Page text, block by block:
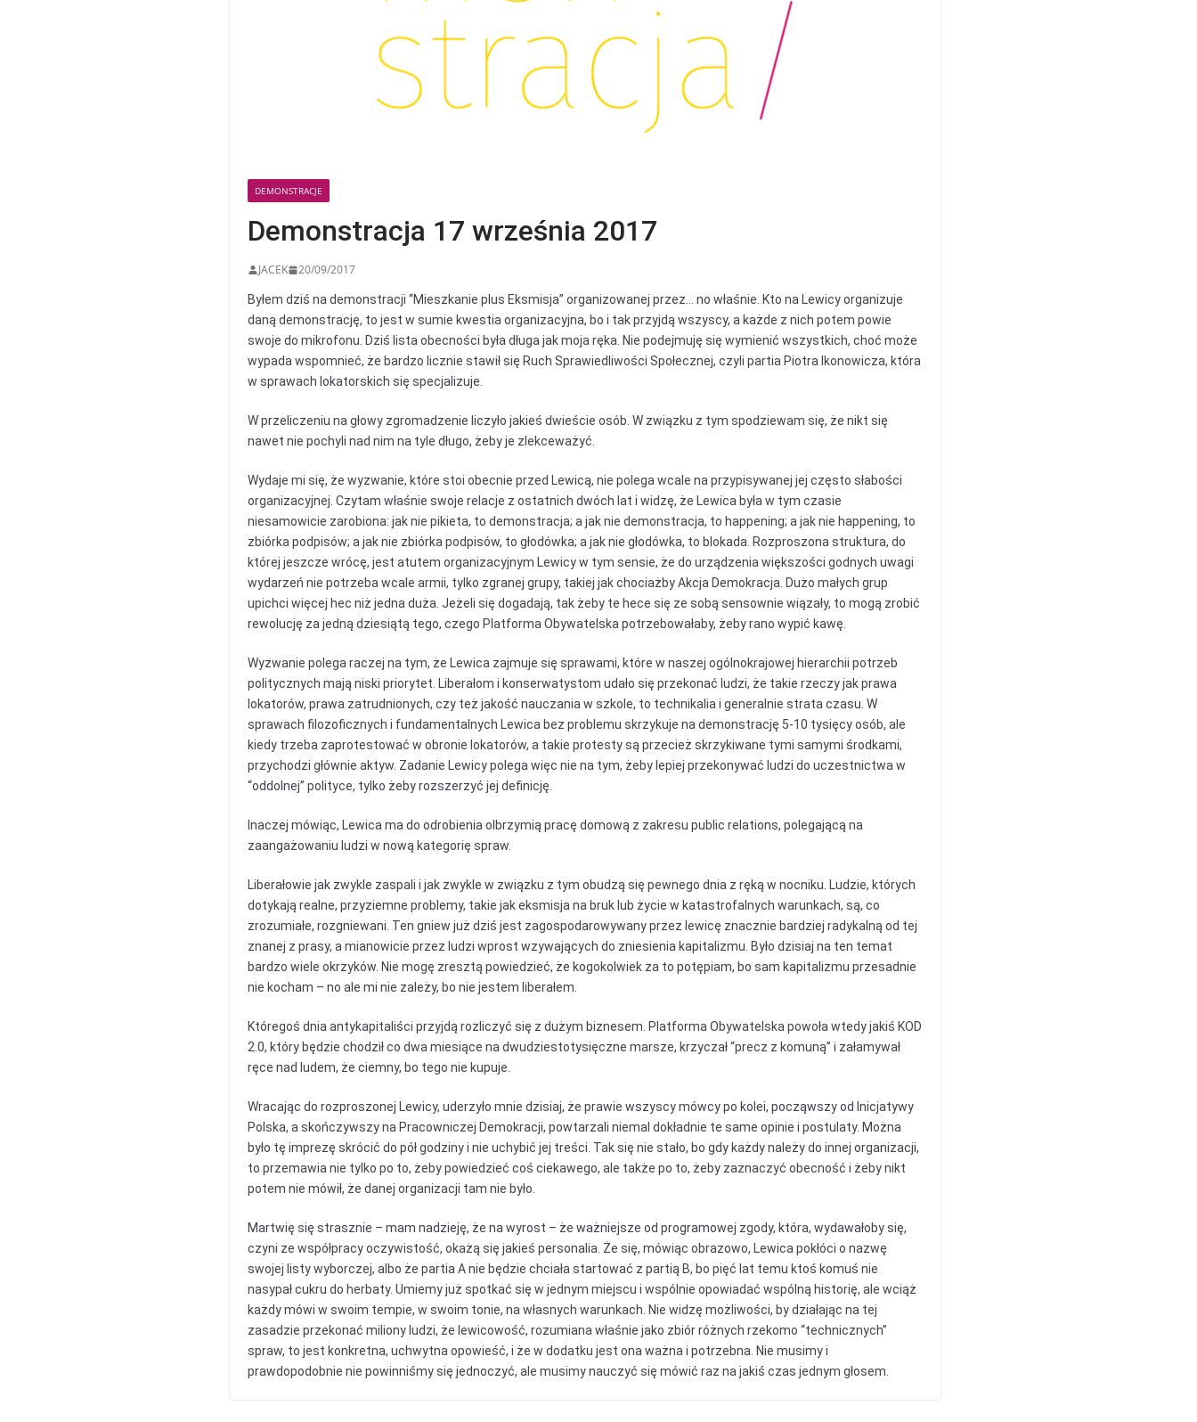
DEMONSTRACJE
Demonstracja 17 września 2017
JACEK 20/09/2017
Byłem dziś na demonstracji “Mieszkanie plus Eksmisja” organizowanej przez… no właśnie. Kto na Lewicy organizuje
daną demonstrację, to jest w sumie kwestia organizacyjna, bo i tak przyjdą wszyscy, a każde z nich potem powie
swoje do mikrofonu. Dziś lista obecności była długa jak moja ręka. Nie podejmuję się wymienić wszystkich, choć może
wypada wspomnieć, że bardzo licznie stawił się Ruch Sprawiedliwości Społecznej, czyli partia Piotra Ikonowicza, która
w sprawach lokatorskich się specjalizuje.
W przeliczeniu na głowy zgromadzenie liczyło jakieś dwieście osób. W związku z tym spodziewam się, że nikt się
nawet nie pochyli nad nim na tyle długo, żeby je zlekceważyć.
Wydaje mi się, że wyzwanie, które stoi obecnie przed Lewicą, nie polega wcale na przypisywanej jej często słabości
organizacyjnej. Czytam właśnie swoje relacje z ostatnich dwóch lat i widzę, że Lewica była w tym czasie
niesamowicie zarobiona: jak nie pikieta, to demonstracja; a jak nie demonstracja, to happening; a jak nie happening, to
zbiórka podpisów; a jak nie zbiórka podpisów, to głodówka; a jak nie głodówka, to blokada. Rozproszona struktura, do
której jeszcze wrócę, jest atutem organizacyjnym Lewicy w tym sensie, że do urządzenia większości godnych uwagi
wydarzeń nie potrzeba wcale armii, tylko zgranej grupy, takiej jak chociażby Akcja Demokracja. Dużo małych grup
upichci więcej hec niż jedna duża. Jeżeli się dogadają, tak żeby te hece się ze sobą sensownie wiązały, to mogą zrobić
rewolucję za jedną dziesiątą tego, czego Platforma Obywatelska potrzebowałaby, żeby rano wypić kawę.
Wyzwanie polega raczej na tym, że Lewica zajmuje się sprawami, które w naszej ogólnokrajowej hierarchii potrzeb
politycznych mają niski priorytet. Liberałom i konserwatystom udało się przekonać ludzi, że takie rzeczy jak prawa
lokatorów, prawa zatrudnionych, czy też jakość nauczania w szkole, to technikalia i generalnie strata czasu. W
sprawach filozoficznych i fundamentalnych Lewica bez problemu skrzykuje na demonstrację 5-10 tysięcy osób, ale
kiedy trzeba zaprotestować w obronie lokatorów, a takie protesty są przecież skrzykiwane tymi samymi środkami,
przychodzi głównie aktyw. Zadanie Lewicy polega więc nie na tym, żeby lepiej przekonywać ludzi do uczestnictwa w
“oddolnej” polityce, tylko żeby rozszerzyć jej definicję.
Inaczej mówiąc, Lewica ma do odrobienia olbrzymią pracę domową z zakresu public relations, polegającą na
zaangażowaniu ludzi w nową kategorię spraw.
Liberałowie jak zwykle zaspali i jak zwykle w związku z tym obudzą się pewnego dnia z ręką w nocniku. Ludzie, których
dotykają realne, przyziemne problemy, takie jak eksmisja na bruk lub życie w katastrofalnych warunkach, są, co
zrozumiałe, rozgniewani. Ten gniew już dziś jest zagospodarowywany przez lewicę znacznie bardziej radykalną od tej
znanej z prasy, a mianowicie przez ludzi wprost wzywających do zniesienia kapitalizmu. Było dzisiaj na ten temat
bardzo wiele okrzyków. Nie mogę zresztą powiedzieć, że kogokolwiek za to potępiam, bo sam kapitalizmu przesadnie
nie kocham – no ale mi nie zależy, bo nie jestem liberałem.
Któregoś dnia antykapitaliści przyjdą rozliczyć się z dużym biznesem. Platforma Obywatelska powoła wtedy jakiś KOD
2.0, który będzie chodził co dwa miesiące na dwudziestotysięczne marsze, krzyczał “precz z komuną” i załamywał
ręce nad ludem, że ciemny, bo tego nie kupuje.
Wracając do rozproszonej Lewicy, uderzyło mnie dzisiaj, że prawie wszyscy mówcy po kolei, począwszy od Inicjatywy
Polska, a skończywszy na Pracowniczej Demokracji, powtarzali niemal dokładnie te same opinie i postulaty. Można
było tę imprezę skrócić do pół godziny i nie uchybić jej treści. Tak się nie stało, bo gdy każdy należy do innej organizacji,
to przemawia nie tylko po to, żeby powiedzieć coś ciekawego, ale także po to, żeby zaznaczyć obecność i żeby nikt
potem nie mówił, że danej organizacji tam nie było.
Martwię się strasznie – mam nadzieję, że na wyrost – że ważniejsze od programowej zgody, która, wydawałoby się,
czyni ze współpracy oczywistość, okażą się jakieś personalia. Że się, mówiąc obrazowo, Lewica pokłóci o nazwę
swojej listy wyborczej, albo że partia A nie będzie chciała startować z partią B, bo pięć lat temu ktoś komuś nie
nasypał cukru do herbaty. Umiemy już spotkać się w jednym miejscu i wspólnie opowiadać wspólną historię, ale wciąż
każdy mówi w swoim tempie, w swoim tonie, na własnych warunkach. Nie widzę możliwości, by działając na tej
zasadzie przekonać miliony ludzi, że lewicowość, rozumiana właśnie jako zbiór różnych rzekomo “technicznych”
spraw, to jest konkretna, uchwytna opowieść, i że w dodatku jest ona ważna i potrzebna. Nie musimy i
prawdopodobnie nie powinniśmy się jednoczyć, ale musimy nauczyć się mówić raz na jakiś czas jednym głosem.